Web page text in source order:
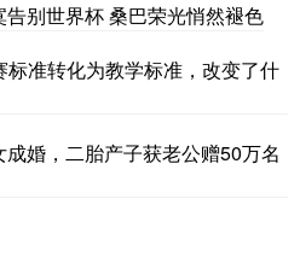
别世界杯 桑巴荣光悄然褪色
准转化为教学标准，改变了什
婚，二胎产子获老公赠50万名